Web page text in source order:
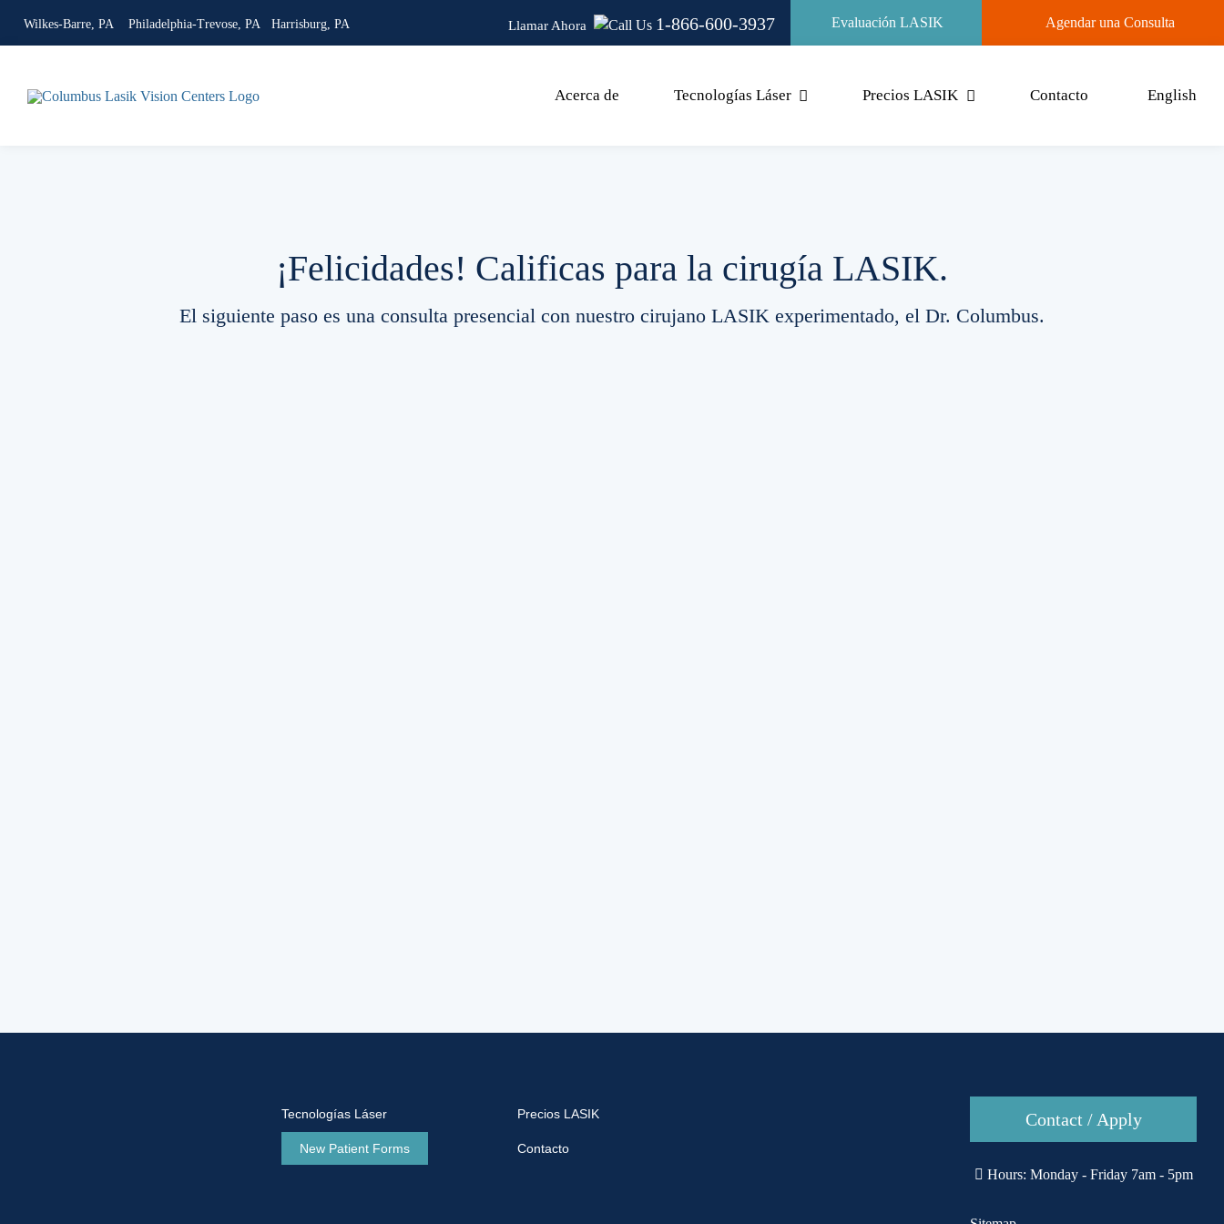
Wilkes-Barre, PA Philadelphia-Trevose, PA Harrisburg, PA Llamar Ahora 1-866-600-3937 Evaluación LASIK Agendar una Consulta
Acerca de Tecnologías Láser Precios LASIK Contacto English
¡Felicidades! Calificas para la cirugía LASIK.
El siguiente paso es una consulta presencial con nuestro cirujano LASIK experimentado, el Dr. Columbus.
Tecnologías Láser
New Patient Forms
Precios LASIK
Contacto
Contact / Apply
Hours: Monday - Friday 7am - 5pm